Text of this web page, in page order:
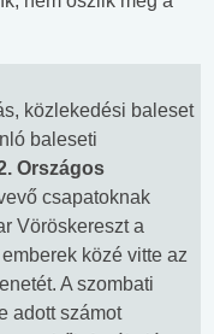
közlekedési baleset
baleseti
Országos
csapatoknak
Vöröskereszt a
közé vitte az
A szombati
adott számot